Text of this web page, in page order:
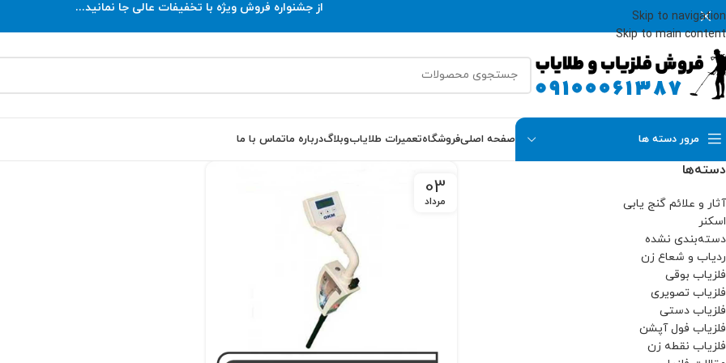
Skip to navigation
Skip to main content
از جشنواره فروش ویژه با تخفیفات عالی جا نمانید...
مرور دسته ها صفحه اصلیفروشگاهتعمیرات طلایابوبلاگدرباره ماتماس با ما
دسته‌ها
آثار و علائم گنج یابی
اسکنر
دسته‌بندی نشده
ردیاب و شعاع زن
فلزیاب بوقی
فلزیاب تصویری
فلزیاب دستی
فلزیاب فول آپشن
فلزیاب نقطه زن
03
مرداد